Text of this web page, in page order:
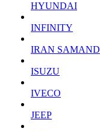
HYUNDAI
INFINITY
IRAN SAMAND
ISUZU
IVECO
JEEP